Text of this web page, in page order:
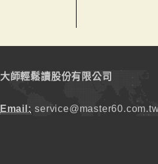
大師輕鬆讀股份有限公司
Email: